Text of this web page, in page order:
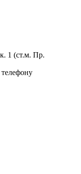
1 (ст.м. Пр.